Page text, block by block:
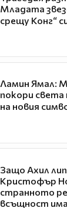
Младата
срещу Конг“
Ламин Ямал:
покори
на новия
Защо Ахил
Кристофър
странното
всъщност